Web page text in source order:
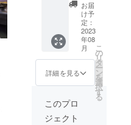
【限定
先着10
名様】
お届
け予
定：
2023
年08
月
詳細を見る
こ
の
リ
タ
ー
ン
を
選
択
す
る
このプロ
ジェクト